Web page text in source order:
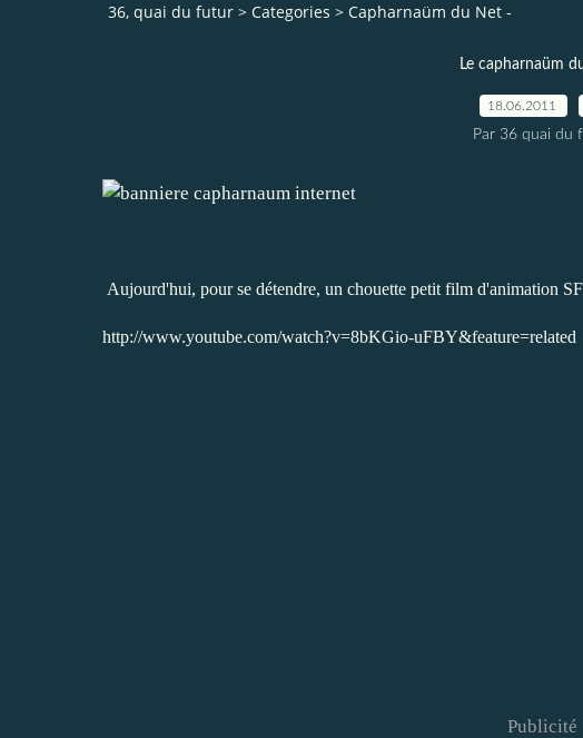
36, quai du futur > Categories > Capharnaüm du Net -
Le capharnaüm
18.06.2011
Par 36 quai du
Aujourd'hui, pour se détendre, un chouette petit film d'animation
http://www.youtube.com/watch?v=8bKGio-uFBY&feature=related
Publicité